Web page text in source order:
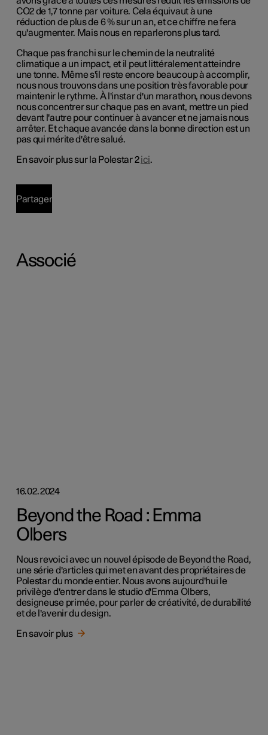
CO2 de 1,7 tonne par voiture. Cela équivaut à une
réduction de plus de 6 % sur un an, et ce chiffre ne fera
qu'augmenter. Mais nous en reparlerons plus tard.
Chaque pas franchi sur le chemin de la neutralité
climatique a un impact, et il peut littéralement atteindre
une tonne. Même s'il reste encore beaucoup à accomplir,
nous nous trouvons dans une position très favorable pour
maintenir le rythme. À l'instar d'un marathon, nous devons
nous concentrer sur chaque pas en avant, mettre un pied
devant l'autre pour continuer à avancer et ne jamais nous
arrêter. Et chaque avancée dans la bonne direction est un
pas qui mérite d'être salué.
En savoir plus sur la Polestar 2ici.
Partager
Associé
16.02.2024
Beyond the Road : Emma
Olbers
Nous revoici avec un nouvel épisode de Beyond the Road,
une série d'articles qui met en avant des propriétaires de
Polestar du monde entier. Nous avons aujourd'hui le
privilège d'entrer dans le studio d'Emma Olbers,
designeuse primée, pour parler de créativité, de durabilité
et de l'avenir du design.
En savoir plus